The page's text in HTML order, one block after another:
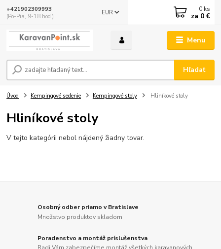
Menu
EUR
Hľadať
+421902309993
(Po-Pia, 9-18 hod.)
0 ks
za 0 €
Úvod Kempingové sedenie Kempingové stoly Hliníkové stoly
Hliníkové stoly
V tejto kategórii nebol nájdený žiadny tovar.
Osobný odber priamo v Bratislave
Množstvo produktov skladom
Poradenstvo a montáž príslušenstva